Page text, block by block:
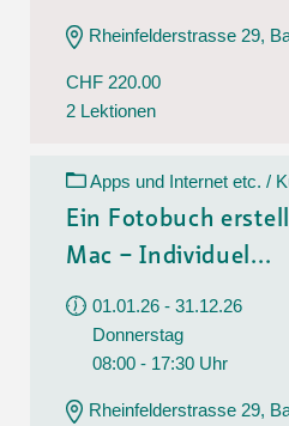
Rheinfelderstrasse 29,
CHF 220.00
2 Lektionen
Apps und Internet etc. /
Ein Fotobuch
Mac – Individuel...
01.01.26 - 31.12.26
Donnerstag
08:00 - 17:30 Uhr
Rheinfelderstrasse 29,